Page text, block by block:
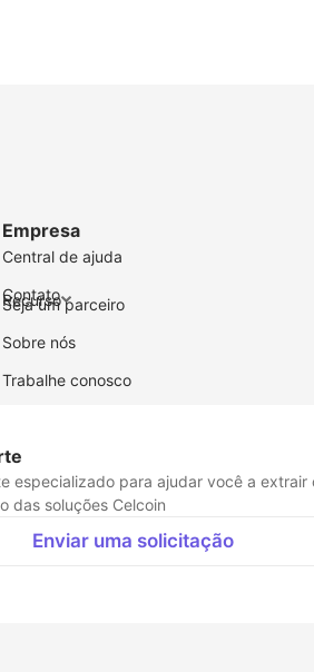
Empresa
Central de ajuda
Contato
Recurso
Seja um parceiro
Sobre nós
Trabalhe conosco
especializado para ajudar você a extrair
das soluções Celcoin
Enviar uma solicitação